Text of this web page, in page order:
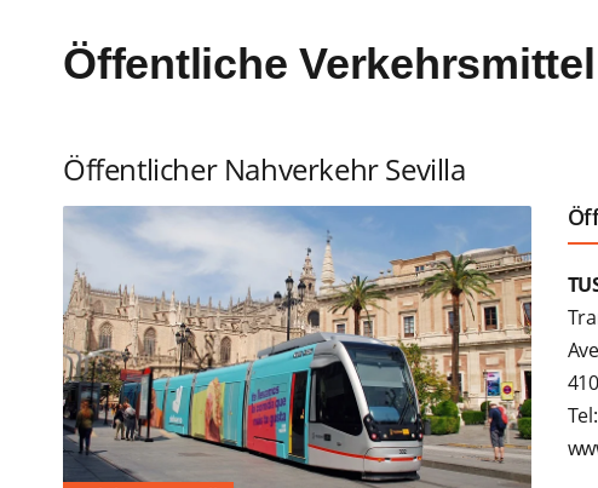
Öffentliche Verkehrsmittel
Öffentlicher Nahverkehr Sevilla